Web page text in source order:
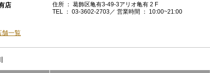
店
住所 ： 葛飾区亀有3-49-3アリオ亀有 2 F
TEL ： 03-3602-2703／ 営業時間 ： 10:00~21:00
一覧